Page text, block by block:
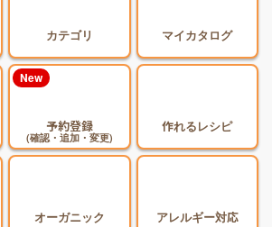
カテゴリ マイカタログ
予約登録
(確認・追加・変更)
New
作れるレシピ
オーガニック アレルギー対応